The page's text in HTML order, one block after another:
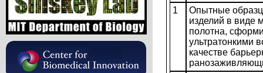
1
Опытные
изделий в виде
полотна,
ультратонкими
качестве